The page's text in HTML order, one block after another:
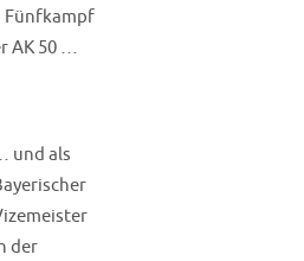
Fünfkampf
AK 50 …
und als
der